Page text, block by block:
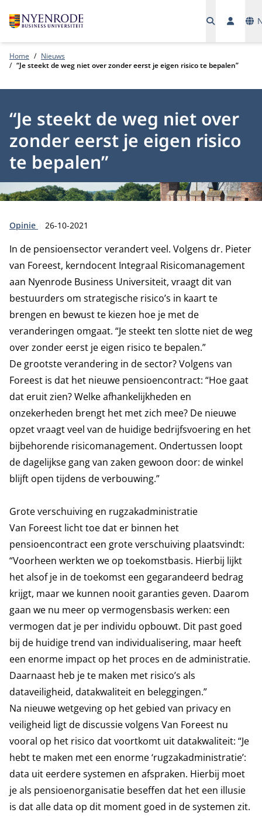
Home
Nieuws
“Je steekt de weg niet over zonder eerst je eigen risico te bepalen”
“Je steekt de weg niet over
zonder eerst je eigen risico
te bepalen”
Type:
Opinie Publicatiedatum:
26-10-2021
In de pensioensector verandert veel. Volgens dr. Pieter
van Foreest, kerndocent Integraal Risicomanagement
aan Nyenrode Business Universiteit, vraagt dit van
bestuurders om strategische risico’s in kaart te
brengen en bewust te kiezen hoe je met de
veranderingen omgaat. “Je steekt ten slotte niet de weg
over zonder eerst je eigen risico te bepalen.”
De grootste verandering in de sector? Volgens van
Foreest is dat het nieuwe pensioencontract: “Hoe gaat
dat eruit zien? Welke afhankelijkheden en
onzekerheden brengt het met zich mee? De nieuwe
opzet vraagt veel van de huidige bedrijfsvoering en het
bijbehorende risicomanagement. Ondertussen loopt
de dagelijkse gang van zaken gewoon door: de winkel
blijft open tijdens de verbouwing.”
Grote verschuiving en rugzakadministratie
Van Foreest licht toe dat er binnen het
pensioencontract een grote verschuiving plaatsvindt:
“Voorheen werkten we op toekomstbasis. Hierbij lijkt
het alsof je in de toekomst een gegarandeerd bedrag
krijgt, maar we kunnen nooit garanties geven. Daarom
gaan we nu meer op vermogensbasis werken: een
vermogen dat je per individu opbouwt. Dit past goed
bij de huidige trend van individualisering, maar heeft
een enorme impact op het proces en de administratie.
Daarnaast heb je te maken met risico’s als
dataveiligheid, datakwaliteit en beleggingen.”
Na nieuwe wetgeving op het gebied van privacy en
veiligheid ligt de discussie volgens Van Foreest nu
vooral op het risico dat voortkomt uit datakwaliteit: “Je
hebt te maken met een enorme ‘rugzakadministratie’:
data uit eerdere systemen en afspraken. Hierbij moet
je als pensioenorganisatie beseffen dat het een illusie
is dat alle data op dit moment goed in de systemen zit.